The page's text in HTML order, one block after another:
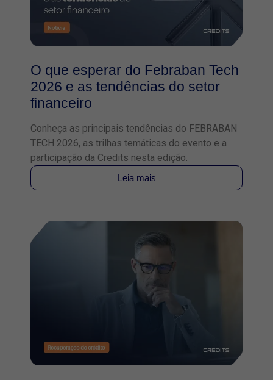
O que esperar do Febraban Tech
2026 e as tendências do setor
financeiro
Conheça as principais tendências do FEBRABAN
TECH 2026, as trilhas temáticas do evento e a
participação da Credits nesta edição.
Leia mais